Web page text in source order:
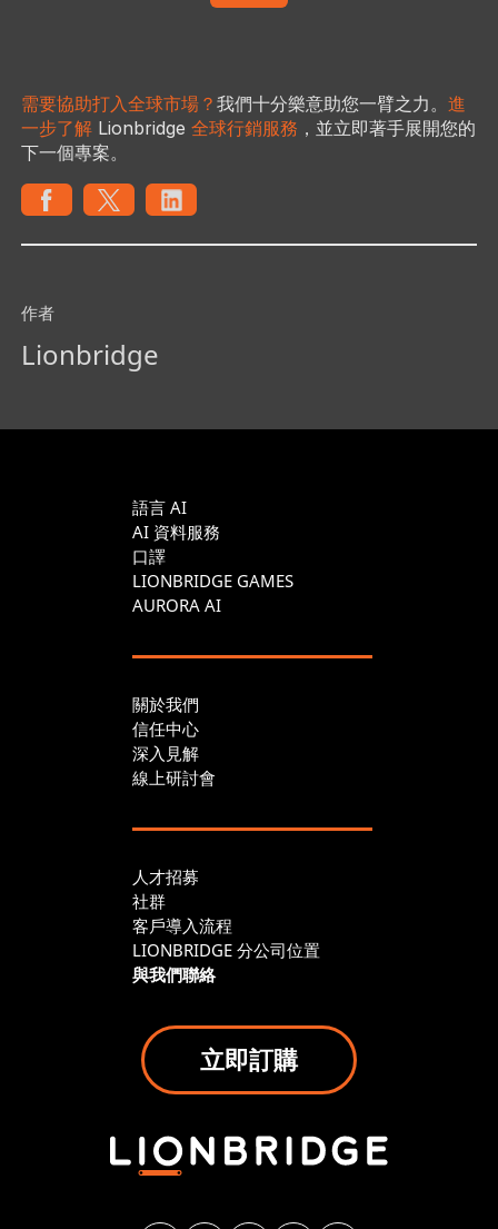
需要協助打入全球市場？ 我們十分樂意助您一臂之力。 進
一步了解Lionbridge 全球行銷服務 ，並立即著手展開您的
下一個專案。
作者
Lionbridge
語言 AI
AI 資料服務
口譯
LIONBRIDGE GAMES
AURORA AI
關於我們
信任中心
深入見解
線上研討會
人才招募
社群
客戶導入流程
LIONBRIDGE 分公司位置
與我們聯絡
立即訂購